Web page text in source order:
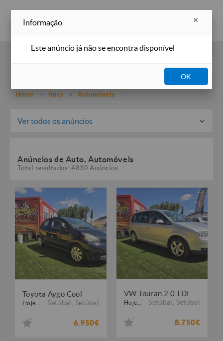
Home Auto Automóveis
Ver todos os anúncios
Anúncios de Auto, Automóveis
Total resultados: 4830 Anúncios
Toyota Aygo Cool
Hoje... Setúbal Setúbal
6.950€
Hoje... Setúbal Setúbal
8.750€
Informação
Este anúncio já não se encontra disponível
OK